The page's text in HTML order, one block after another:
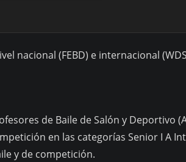
(FEBD) e internacional
de Baile de Salón y Deportivo
en las categorías Senior I A
y de competición.